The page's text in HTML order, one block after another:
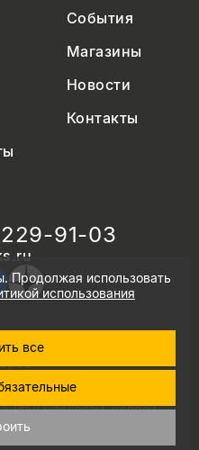
События
Магазины
Новости
Контакты
91-03
обозрение. 2026
cookie
персональных данных
Продолжая использовать
использования
все